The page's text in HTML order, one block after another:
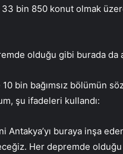
bin 850 konut olmak
olduğu gibi burada da
bin bağımsız bölümün
şu ifadeleri kullandı:
Antakya’yı buraya inşa
Her depremde olduğu